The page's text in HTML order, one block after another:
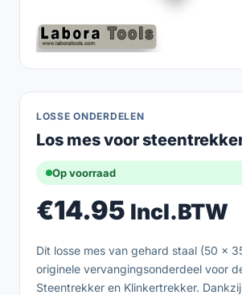
LOSSE ONDERDELEN
Los mes voor
Op voorraad
€14.95 Incl.BTW
Dit losse mes van gehard staal (50 x
originele vervangingsonderdeel voor
Steentrekker en Klinkertrekker.